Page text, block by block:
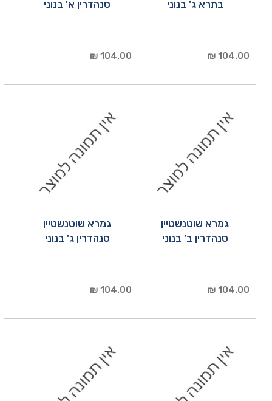
בתרא ג' בנוני
104.00 ₪
סנהדרין א' בנוני
104.00 ₪
גמרא שוטנשטיין
סנהדרין ב' בנוני
104.00 ₪
גמרא שוטנשטיין
סנהדרין ג' בנוני
104.00 ₪